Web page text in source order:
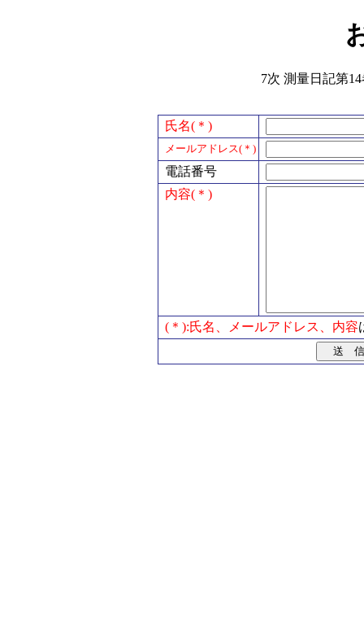
7次 測量日記第
氏名(＊)
メールアドレス(＊)
電話番号
内容(＊)
(＊):氏名、メールアドレス、内容